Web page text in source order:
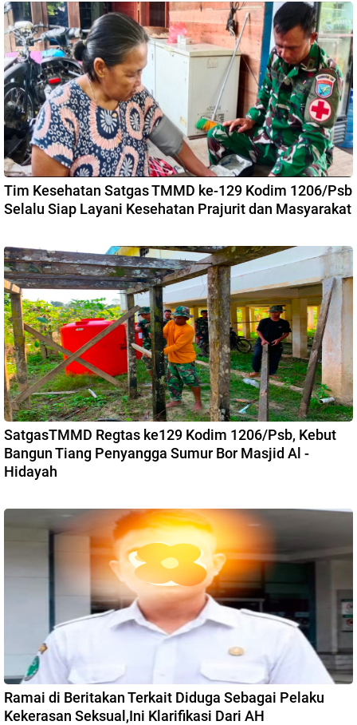
Tim Kesehatan Satgas TMMD ke-129 Kodim 1206/Psb
Selalu Siap Layani Kesehatan Prajurit dan Masyarakat
SatgasTMMD Regtas ke129 Kodim 1206/Psb, Kebut
Bangun Tiang Penyangga Sumur Bor Masjid Al -
Hidayah
Ramai di Beritakan Terkait Diduga Sebagai Pelaku
Kekerasan Seksual,Ini Klarifikasi Dari AH